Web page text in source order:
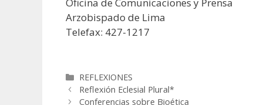
Arzobispado de Lima
Telefax: 427-1217
Categorías
REFLEXIONES
Reflexión Eclesial Plural*
Conferencias sobre Bioética